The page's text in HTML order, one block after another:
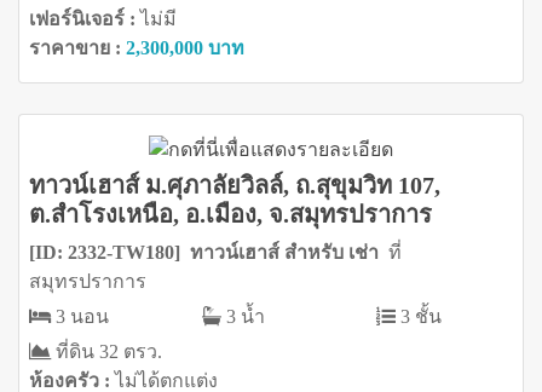
เฟอร์นิเจอร์ :ไม่มี
ราคาขาย : 2,300,000 บาท
ทาวน์เฮาส์ ม.ศุภาลัยวิลล์, ถ.สุขุมวิท 107,
ต.สำโรงเหนือ, อ.เมือง, จ.สมุทรปราการ
[ID: 2332-TW180] ทาวน์เฮาส์ สำหรับ เช่า ที่
สมุทรปราการ
3 นอน
3 น้ำ
3 ชั้น
ที่ดิน 32 ตรว.
ห้องครัว :ไม่ได้ตกแต่ง